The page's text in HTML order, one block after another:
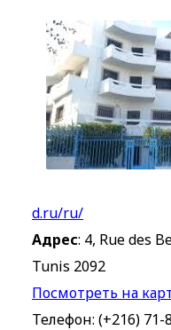
d.ru/ru/
Адрес: 4, Rue des
Tunis 2092
Посмотреть на
Телефон: (+216) 71-